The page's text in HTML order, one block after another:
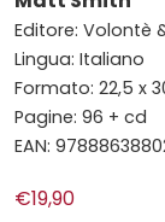
Editore: Volontè
Lingua: Italiano
Formato: 22,5 x
Pagine: 96 + cd
EAN:
€19,90